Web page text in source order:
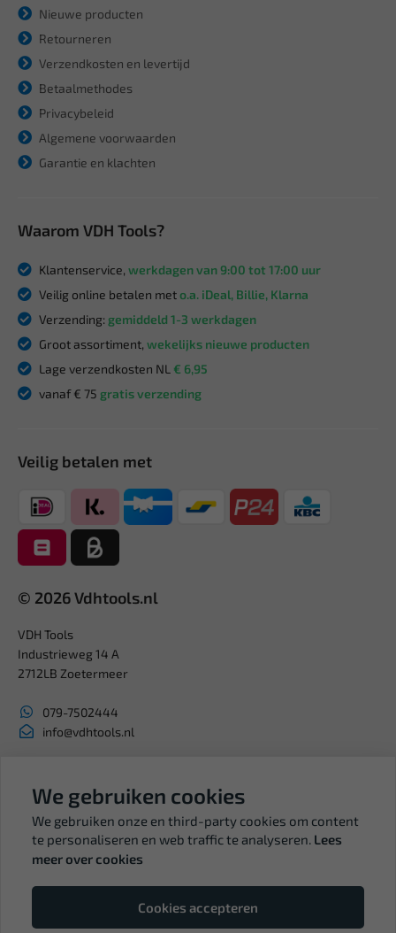
Nieuwe producten
Retourneren
Verzendkosten en levertijd
Betaalmethodes
Privacybeleid
Algemene voorwaarden
Garantie en klachten
Waarom VDH Tools?
Klantenservice, werkdagen van 9:00 tot 17:00 uur
Veilig online betalen meto.a. iDeal, Billie, Klarna
Verzending: gemiddeld 1-3 werkdagen
Groot assortiment, wekelijks nieuwe producten
Lage verzendkosten NL € 6,95
vanaf € 75 gratis verzending
Veilig betalen met
© 2026 Vdhtools.nl
VDH Tools
Industrieweg 14 A
2712LB Zoetermeer
079-7502444
info@vdhtools.nl
BTW: NL819958657B01
We gebruiken cookies
We gebruiken onze en third-party cookies om content
te personaliseren en web traffic te analyseren. Lees
meer over cookies
Cookies accepteren